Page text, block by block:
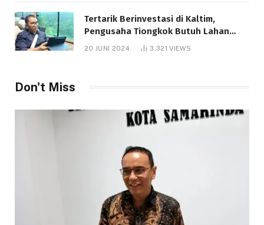
Tertarik Berinvestasi di Kaltim,
Pengusaha Tiongkok Butuh Lahan
20 JUNI 2024 3,321VIEWS
Don't Miss